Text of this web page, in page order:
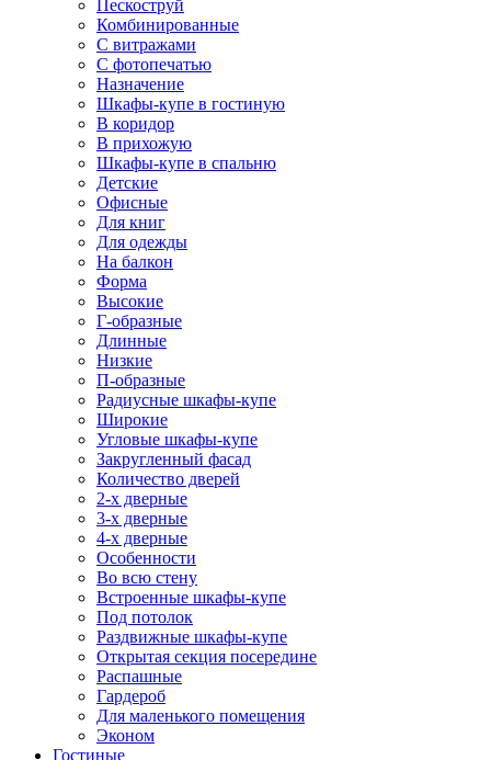
Пескоструй
Комбинированные
С витражами
С фотопечатью
Назначение
Шкафы-купе в гостиную
В коридор
В прихожую
Шкафы-купе в спальню
Детские
Офисные
Для книг
Для одежды
На балкон
Форма
Высокие
Г-образные
Длинные
Низкие
П-образные
Радиусные шкафы-купе
Широкие
Угловые шкафы-купе
Закругленный фасад
Количество дверей
2-х дверные
3-х дверные
4-х дверные
Особенности
Во всю стену
Встроенные шкафы-купе
Под потолок
Раздвижные шкафы-купе
Открытая секция посередине
Распашные
Гардероб
Для маленького помещения
Эконом
Гостиные